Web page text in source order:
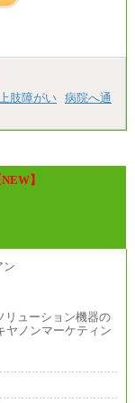
上肢障がい 病院へ通
NEW】
リューション機器の
ヤノンマーケティン